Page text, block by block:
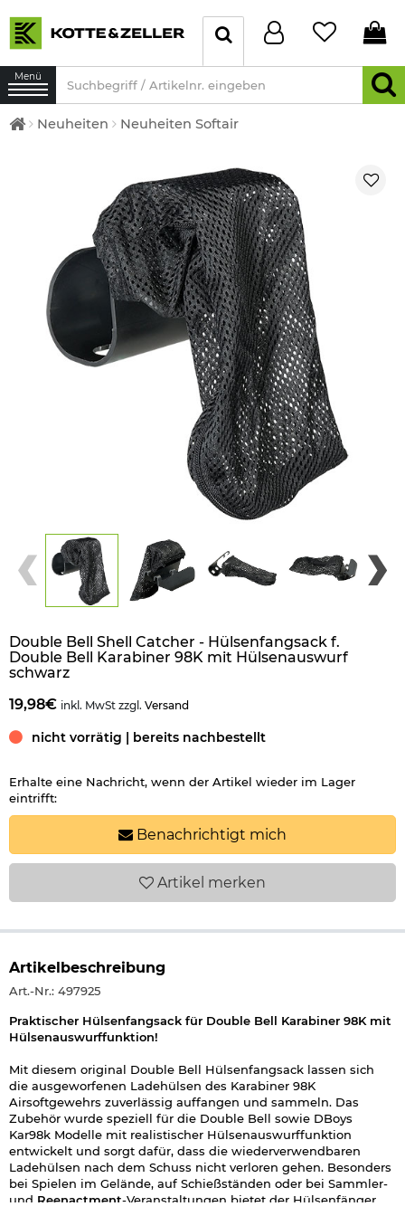
Menü
Neuheiten Neuheiten Softair
Double Bell Shell Catcher - Hülsenfangsack f.
Double Bell Karabiner 98K mit Hülsenauswurf
schwarz
19,98€ inkl. MwSt zzgl. Versand
nicht vorrätig | bereits nachbestellt
Erhalte eine Nachricht, wenn der Artikel wieder im Lager
eintrifft:
Benachrichtigt mich
Artikel merken
Artikelbeschreibung
Art.-Nr.: 497925
Praktischer Hülsenfangsack für Double Bell Karabiner 98K mit
Hülsenauswurffunktion!
Mit diesem original Double Bell Hülsenfangsack lassen sich
die ausgeworfenen Ladehülsen des Karabiner 98K
Airsoftgewehrs zuverlässig auffangen und sammeln. Das
Zubehör wurde speziell für die Double Bell sowie DBoys
Kar98k Modelle mit realistischer Hülsenauswurffunktion
entwickelt und sorgt dafür, dass die wiederverwendbaren
Ladehülsen nach dem Schuss nicht verloren gehen. Besonders
bei Spielen im Gelände, auf Schießständen oder bei Sammler-
und Reenactment-Veranstaltungen bietet der Hülsenfänger